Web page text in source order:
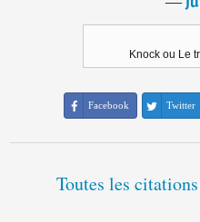
Knock ou Le
Facebook Twitter
Toutes les